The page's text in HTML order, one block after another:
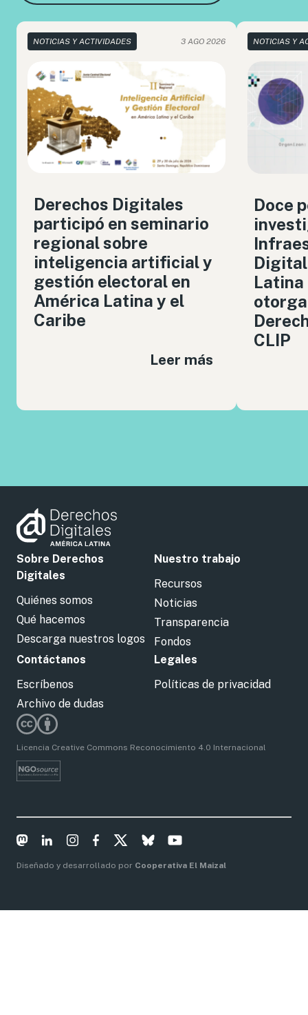
NOTICIAS Y ACTIVIDADES 3 AGO 2026
Derechos Digitales
participó en seminario
regional sobre
inteligencia artificial y
gestión electoral en
América Latina y el
Caribe
Leer más
NOTICIAS Y
Doce
Latina
CLIP
Sobre Derechos
Digitales
Quiénes somos
Qué hacemos
Descarga nuestros logos
Nuestro trabajo
Recursos
Noticias
Transparencia
Fondos
Contáctanos
Escríbenos
Archivo de dudas
Legales
Políticas de privacidad
Licencia Creative Commons Reconocimiento 4.0 Internacional
Diseñado y desarrollado por Cooperativa El Maizal